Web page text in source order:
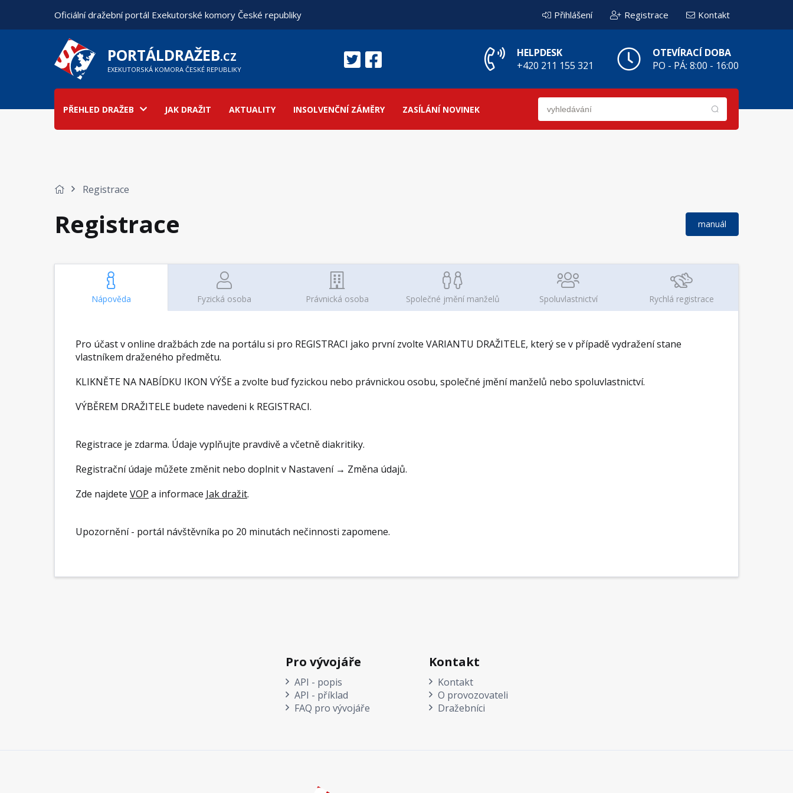
Oficiální dražební portál Exekutorské komory České republiky Přihlášení Registrace Kontakt
PORTÁLDRAŽEB.CZ
EXEKUTORSKÁ KOMORA ČESKÉ REPUBLIKY
HELPDESK
+420 211 155 321
OTEVÍRACÍ DOBA
PO - PÁ: 8:00 - 16:00
PŘEHLED DRAŽEB JAK DRAŽIT AKTUALITY INSOLVENČNÍ ZÁMĚRY ZASÍLÁNÍ NOVINEK
Registrace
Registrace manuál
Nápověda Fyzická osoba Právnická osoba Společné jmění manželů Spoluvlastnictví Rychlá registrace
Pro účast v online dražbách zde na portálu si pro REGISTRACI jako první zvolte VARIANTU DRAŽITELE, který se v případě vydražení stane
vlastníkem draženého předmětu.
KLIKNĚTE NA NABÍDKU IKON VÝŠE a zvolte buď fyzickou nebo právnickou osobu, společné jmění manželů nebo spoluvlastnictví.
VÝBĚREM DRAŽITELE budete navedeni k REGISTRACI.
Registrace je zdarma. Údaje vyplňujte pravdivě a včetně diakritiky.
Registrační údaje můžete změnit nebo doplnit v Nastavení → Změna údajů.
Zde najdete VOP a informace Jak dražit.
Upozornění - portál návštěvníka po 20 minutách nečinnosti zapomene.
Pro vývojáře
API - popis
API - příklad
FAQ pro vývojáře
Kontakt
Kontakt
O provozovateli
Dražebníci